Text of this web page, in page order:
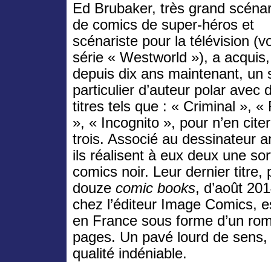
Ed Brubaker, très grand
de comics de super-héros et
scénariste pour la télévision
série « Westworld »), a acquis,
depuis dix ans maintenant, un
particulier d’auteur polar avec
titres tels que : « Criminal », «
», « Incognito », pour n’en
trois. Associé au dessinateur
ils réalisent à eux deux une
comics noir. Leur dernier titre,
douze comic books, d’août
chez l’éditeur Image Comics,
en France sous forme d’un
pages. Un pavé lourd de sens,
qualité indéniable.